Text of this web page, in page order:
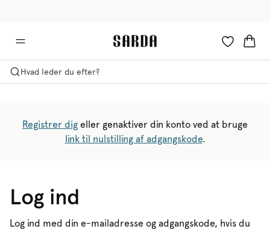
Hvad leder du efter?
Registrer dig eller genaktiver din konto ved at bruge
link til nulstilling af adgangskode.
Log ind
Log ind med din e-mailadresse og adgangskode, hvis du